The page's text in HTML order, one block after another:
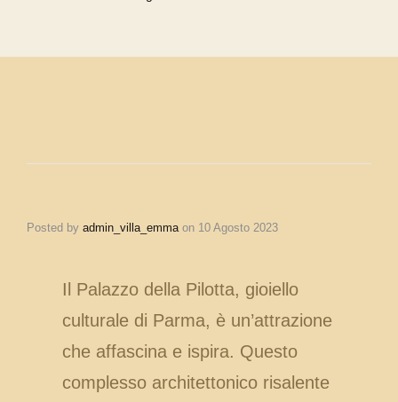
Posted by admin_villa_emma on 10 Agosto 2023
Il Palazzo della Pilotta, gioiello
culturale di Parma, è un’attrazione
che affascina e ispira. Questo
complesso architettonico risalente